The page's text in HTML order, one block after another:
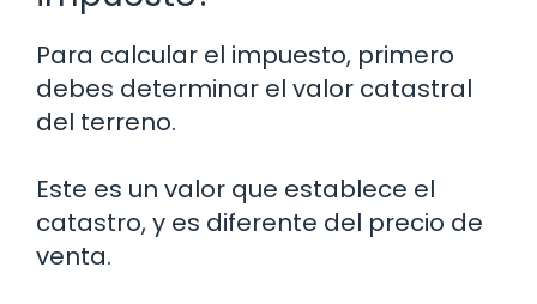
Para calcular el impuesto, primero
debes determinar el valor catastral
del terreno.
Este es un valor que establece el
catastro, y es diferente del precio de
venta.